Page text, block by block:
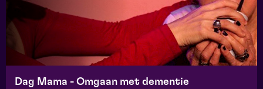
Dag Mama - Omgaan met dementie